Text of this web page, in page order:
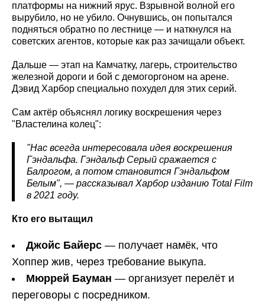
платформы на нижний ярус. Взрывной волной его
вырубило, но не убило. Очнувшись, он попытался
подняться обратно по лестнице — и наткнулся на
советских агентов, которые как раз зачищали объект.
Дальше — этап на Камчатку, лагерь, строительство
железной дороги и бой с демогоргоном на арене.
Дэвид Харбор специально похудел для этих серий.
Сам актёр объяснял логику воскрешения через
"Властелина колец":
"Нас всегда интересовала идея воскрешения
Гэндальфа. Гэндальф Серый сражается с
Балрогом, а потом становится Гэндальфом
Белым", — рассказывал Харбор изданию Total Film
в 2021 году.
Кто его вытащил
Джойс Байерс — получает намёк, что
Хоппер жив, через требование выкупа.
Мюррей Бауман — организует перелёт и
переговоры с посредником.